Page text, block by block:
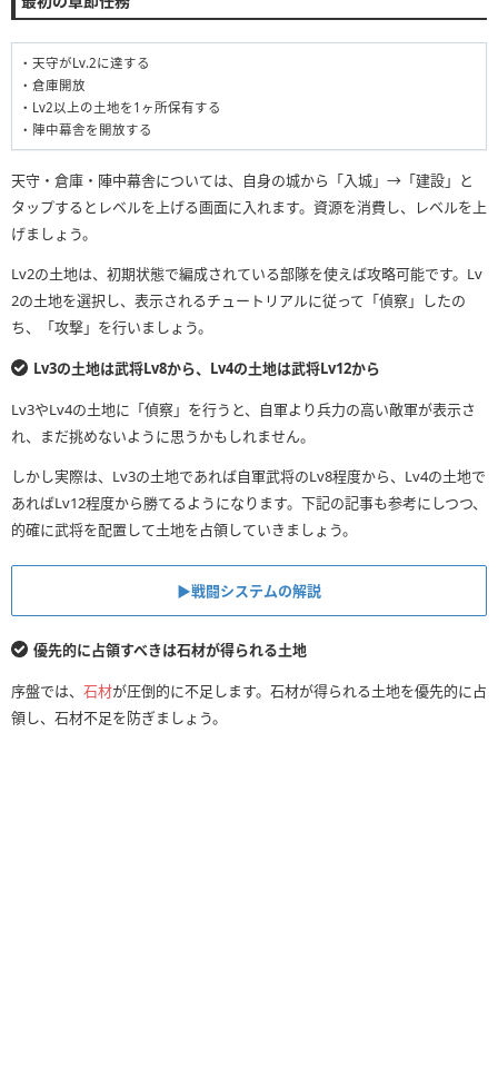
・天守がLv.2に達する
・倉庫開放
・Lv2以上の土地を1ヶ所保有する
・陣中幕舎を開放する
天守・倉庫・陣中幕舎については、自身の城から「入城」→「建設」と
タップするとレベルを上げる画面に入れます。資源を消費し、レベルを上
げましょう。
Lv2の土地は、初期状態で編成されている部隊を使えば攻略可能です。Lv
2の土地を選択し、表示されるチュートリアルに従って「偵察」したの
ち、「攻撃」を行いましょう。
Lv3の土地は武将Lv8から、Lv4の土地は武将Lv12から
Lv3やLv4の土地に「偵察」を行うと、自軍より兵力の高い敵軍が表示さ
れ、まだ挑めないように思うかもしれません。
しかし実際は、Lv3の土地であれば自軍武将のLv8程度から、Lv4の土地で
あればLv12程度から勝てるようになります。下記の記事も参考にしつつ、
的確に武将を配置して土地を占領していきましょう。
▶︎戦闘システムの解説
優先的に占領すべきは石材が得られる土地
序盤では、 石材が圧倒的に不足します。石材が得られる土地を優先的に占
領し、石材不足を防ぎましょう。